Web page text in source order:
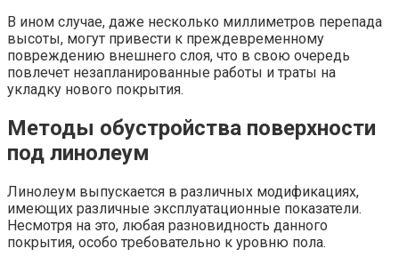
В ином случае, даже несколько миллиметров перепада
высоты, могут привести к преждевременному
повреждению внешнего слоя, что в свою очередь
повлечет незапланированные работы и траты на
укладку нового покрытия.
Методы обустройства поверхности
под линолеум
Линолеум выпускается в различных модификациях,
имеющих различные эксплуатационные показатели.
Несмотря на это, любая разновидность данного
покрытия, особо требовательно к уровню пола.